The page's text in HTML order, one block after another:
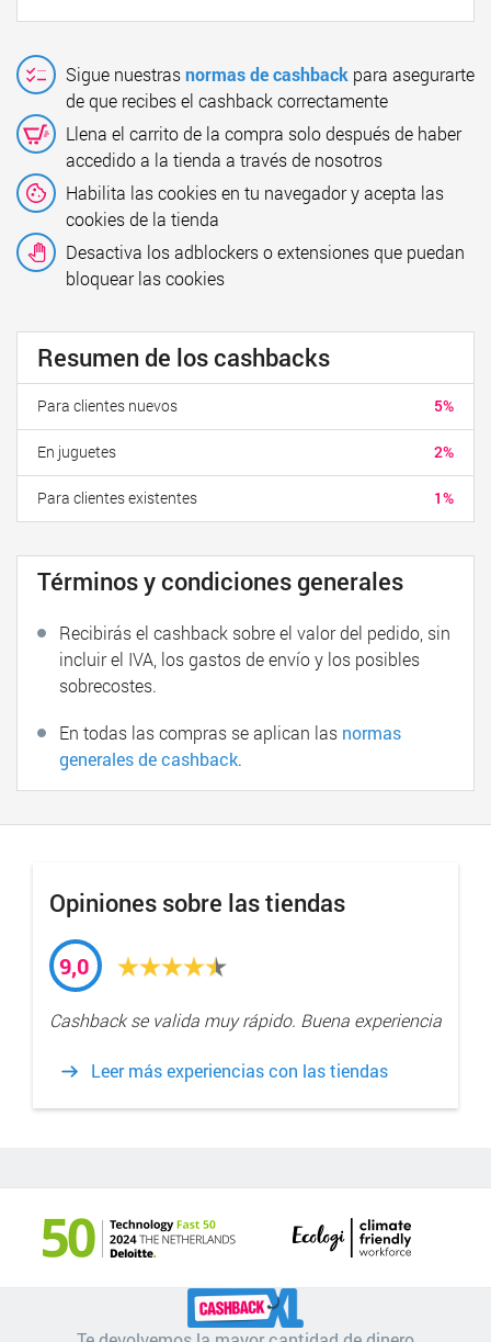
Sigue nuestrasnormas de cashback para asegurarte
de que recibes el cashback correctamente
Llena el carrito de la compra solo después de haber
accedido a la tienda a través de nosotros
Habilita las cookies en tu navegador y acepta las
cookies de la tienda
Desactiva los adblockers o extensiones que puedan
bloquear las cookies
Resumen de los cashbacks
5%
Para clientes nuevos
2%
En juguetes
1%
Para clientes existentes
Términos y condiciones generales
Recibirás el cashback sobre el valor del pedido, sin
incluir el IVA, los gastos de envío y los posibles
sobrecostes.
En todas las compras se aplican las normas
generales de cashback.
Opiniones sobre las tiendas
9,0
Cashback se valida muy rápido. Buena experiencia
Leer más experiencias con las tiendas